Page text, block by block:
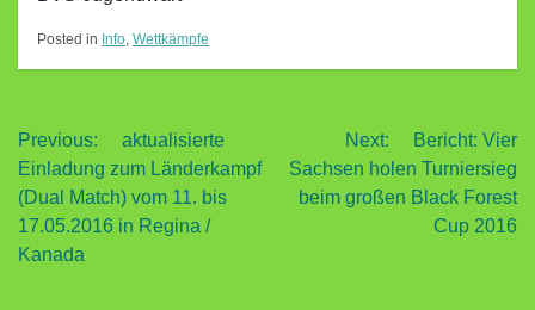
Posted in Info Wettkämpfe
Beitragsnavigation
Previous:
aktualisierte
Einladung zum Länderkampf
(Dual Match) vom 11. bis
17.05.2016 in Regina /
Kanada
Next:
Bericht: Vier
Sachsen holen Turniersieg
beim großen Black Forest
Cup 2016